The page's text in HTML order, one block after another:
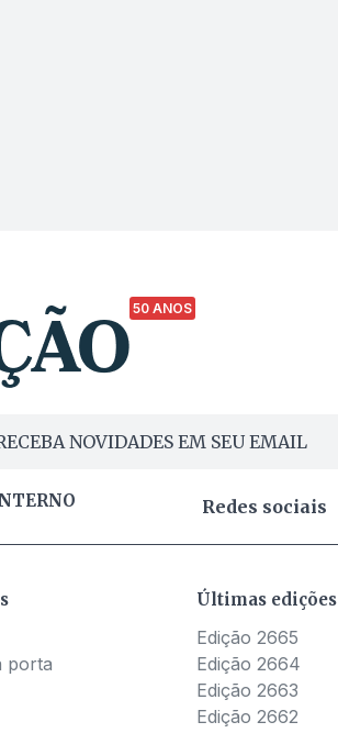
50 ANOS
NOVIDADES EM SEU EMAIL
Redes sociais
porta
Últimas edições
Edição 2665
Edição 2664
Edição 2663
Edição 2662